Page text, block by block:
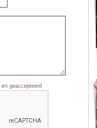
en geaccepteerd